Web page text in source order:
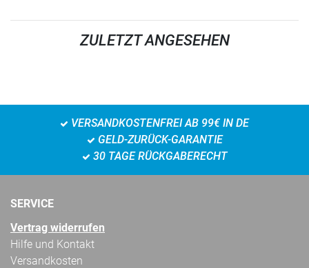
ZULETZT ANGESEHEN
VERSANDKOSTENFREI AB 99€ IN DE
GELD-ZURÜCK-GARANTIE
30 TAGE RÜCKGABERECHT
SERVICE
Vertrag widerrufen
Hilfe und Kontakt
Versandkosten